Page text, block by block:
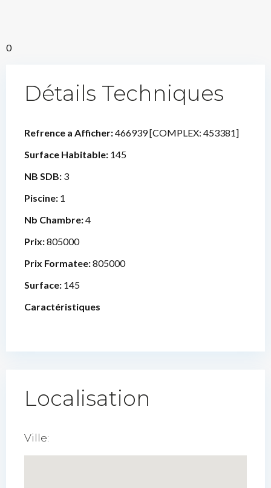
0
Détails Techniques
Refrence a Afficher:466939 [COMPLEX: 453381]
Surface Habitable: 145
NB SDB: 3
Piscine: 1
Nb Chambre:4
Prix:805000
Prix Formatee:805000
Surface: 145
Caractéristiques
Localisation
Ville: